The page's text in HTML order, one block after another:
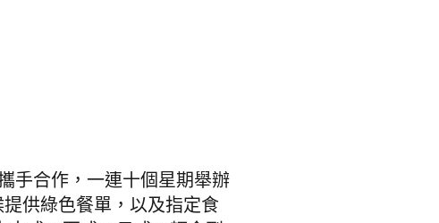
手合作， 一連十個星期舉辦
供綠色餐單，以及指定食